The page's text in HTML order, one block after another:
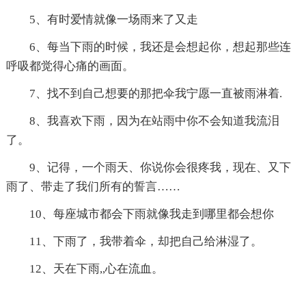
5、有时爱情就像一场雨来了又走
6、每当下雨的时候，我还是会想起你，想起那些连
呼吸都觉得心痛的画面。
7、找不到自己想要的那把伞我宁愿一直被雨淋着.
8、我喜欢下雨，因为在站雨中你不会知道我流泪
了。
9、记得，一个雨天、你说你会很疼我，现在、又下
雨了、带走了我们所有的誓言……
10、每座城市都会下雨就像我走到哪里都会想你
11、下雨了，我带着伞，却把自己给淋湿了。
12、天在下雨,,心在流血。